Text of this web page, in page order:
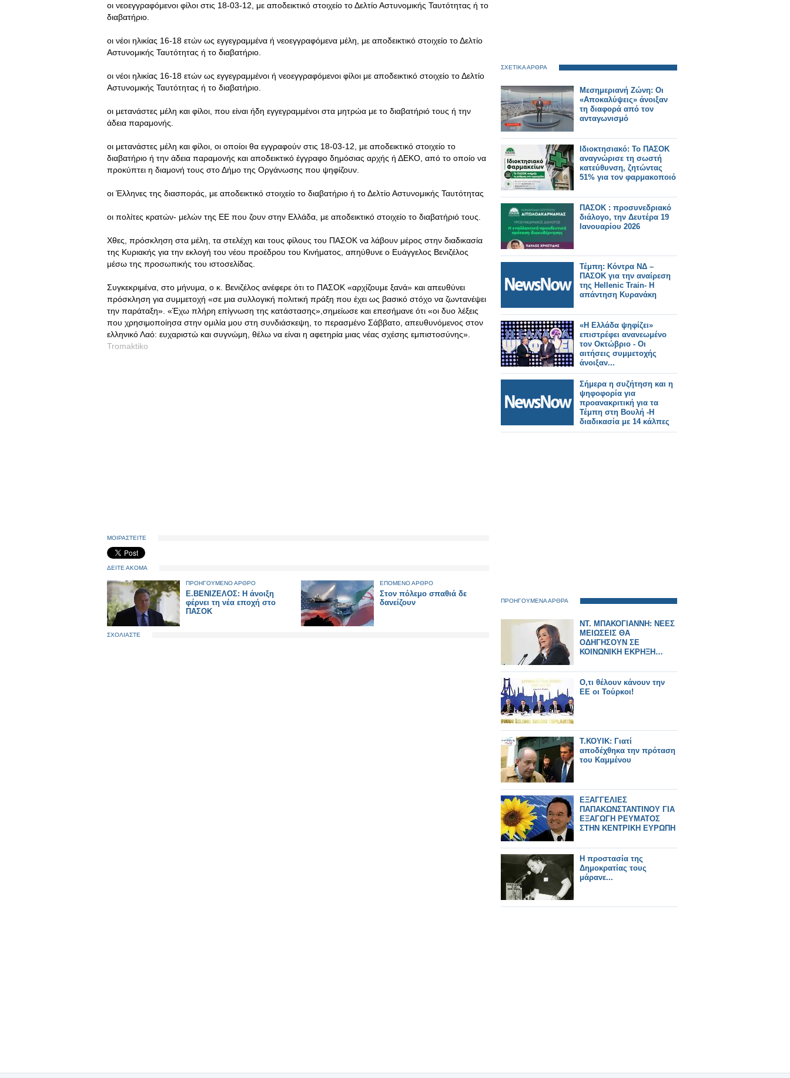
οι νεοεγγραφόμενοι φίλοι στις 18-03-12, με αποδεικτικό στοιχείο το Δελτίο Αστυνομικής Ταυτότητας ή το
διαβατήριο.
οι νέοι ηλικίας 16-18 ετών ως εγγεγραμμένα ή νεοεγγραφόμενα μέλη, με αποδεικτικό στοιχείο το Δελτίο
Αστυνομικής Ταυτότητας ή το διαβατήριο.
οι νέοι ηλικίας 16-18 ετών ως εγγεγραμμένοι ή νεοεγγραφόμενοι φίλοι με αποδεικτικό στοιχείο το Δελτίο
Αστυνομικής Ταυτότητας ή το διαβατήριο.
οι μετανάστες μέλη και φίλοι, που είναι ήδη εγγεγραμμένοι στα μητρώα με το διαβατήριό τους ή την
άδεια παραμονής.
οι μετανάστες μέλη και φίλοι, οι οποίοι θα εγγραφούν στις 18-03-12, με αποδεικτικό στοιχείο το
διαβατήριο ή την άδεια παραμονής και αποδεικτικό έγγραφο δημόσιας αρχής ή ΔΕΚΟ, από το οποίο να
προκύπτει η διαμονή τους στο Δήμο της Οργάνωσης που ψηφίζουν.
οι Έλληνες της διασποράς, με αποδεικτικό στοιχείο το διαβατήριο ή το Δελτίο Αστυνομικής Ταυτότητας
οι πολίτες κρατών- μελών της ΕΕ που ζουν στην Ελλάδα, με αποδεικτικό στοιχείο το διαβατήριό τους.
Χθες, πρόσκληση στα μέλη, τα στελέχη και τους φίλους του ΠΑΣΟΚ να λάβουν μέρος στην διαδικασία
της Κυριακής για την εκλογή του νέου προέδρου του Κινήματος, απηύθυνε ο Ευάγγελος Βενιζέλος
μέσω της προσωπικής του ιστοσελίδας.
Συγκεκριμένα, στο μήνυμα, ο κ. Βενιζέλος ανέφερε ότι το ΠΑΣΟΚ «αρχίζουμε ξανά» και απευθύνει
πρόσκληση για συμμετοχή «σε μια συλλογική πολιτική πράξη που έχει ως βασικό στόχο να ζωντανέψει
την παράταξη». «Έχω πλήρη επίγνωση της κατάστασης»,σημείωσε και επεσήμανε ότι «οι δυο λέξεις
που χρησιμοποίησα στην ομιλία μου στη συνδιάσκεψη, το περασμένο Σάββατο, απευθυνόμενος στον
ελληνικό Λαό: ευχαριστώ και συγνώμη, θέλω να είναι η αφετηρία μιας νέας σχέσης εμπιστοσύνης».
Tromaktiko
ΜΟΙΡΑΣΤΕΙΤΕ
ΔΕΙΤΕ ΑΚΟΜΑ
ΠΡΟΗΓΟΥΜΕΝΟ ΑΡΘΡΟ
Ε.ΒΕΝΙΖΕΛΟΣ: Η άνοιξη
φέρνει τη νέα εποχή στο
ΠΑΣΟΚ
ΕΠΟΜΕΝΟ ΑΡΘΡΟ
Στον πόλεμο σπαθιά δε
δανείζουν
ΣΧΟΛΙΑΣΤΕ
ΣΧΕΤΙΚΑ ΑΡΘΡΑ
Μεσημεριανή Ζώνη: Οι
«Αποκαλύψεις» άνοιξαν
τη διαφορά από τον
ανταγωνισμό
Ιδιοκτησιακό: Το ΠΑΣΟΚ
αναγνώρισε τη σωστή
κατεύθυνση, ζητώντας
51% για τον φαρμακοποιό
ΠΑΣΟΚ : προσυνεδριακό
διάλογο, την Δευτέρα 19
Ιανουαρίου 2026
Τέμπη: Κόντρα ΝΔ –
ΠΑΣΟΚ για την αναίρεση
της Hellenic Train- Η
απάντηση Κυρανάκη
«Η Ελλάδα ψηφίζει»
επιστρέφει ανανεωμένο
τον Οκτώβριο - Οι
αιτήσεις συμμετοχής
άνοιξαν...
Σήμερα η συζήτηση και η
ψηφοφορία για
προανακριτική για τα
Τέμπη στη Βουλή -Η
διαδικασία με 14 κάλπες
ΠΡΟΗΓΟΥΜΕΝΑ ΑΡΘΡΑ
ΝΤ. ΜΠΑΚΟΓΙΑΝΝΗ: ΝΕΕΣ
ΜΕΙΩΣΕΙΣ ΘΑ
ΟΔΗΓΗΣΟΥΝ ΣΕ
ΚΟΙΝΩΝΙΚΗ ΕΚΡΗΞΗ…
Ο,τι θέλουν κάνουν την
ΕΕ οι Τούρκοι!
Τ.ΚΟΥΙΚ: Γιατί
αποδέχθηκα την πρόταση
του Καμμένου
ΕΞΑΓΓΕΛΙΕΣ
ΠΑΠΑΚΩΝΣΤΑΝΤΙΝΟΥ ΓΙΑ
ΕΞΑΓΩΓΗ ΡΕΥΜΑΤΟΣ
ΣΤΗΝ ΚΕΝΤΡΙΚΗ ΕΥΡΩΠΗ
Η προστασία της
Δημοκρατίας τους
μάρανε...